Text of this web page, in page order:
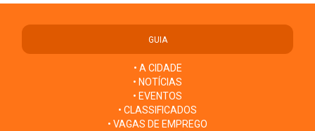
GUIA
• A CIDADE
• NOTÍCIAS
• EVENTOS
• CLASSIFICADOS
• VAGAS DE EMPREGO